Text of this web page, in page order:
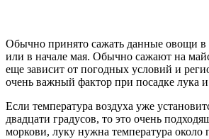
Обычно принято сажать данные овощи в
или в начале мая. Обычно сажают на
еще зависит от погодных условий и
очень важный фактор при посадке лука
Если температура воздуха уже
двадцати градусов, то это очень
моркови, луку нужна температура около